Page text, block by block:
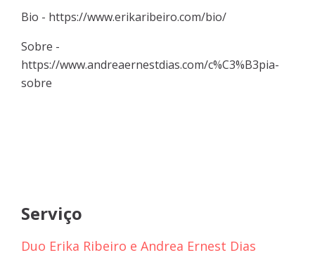
Bio - https://www.erikaribeiro.com/bio/
Sobre -
https://www.andreaernestdias.com/c%C3%B3pia-
sobre
Serviço
Duo Erika Ribeiro e Andrea Ernest Dias